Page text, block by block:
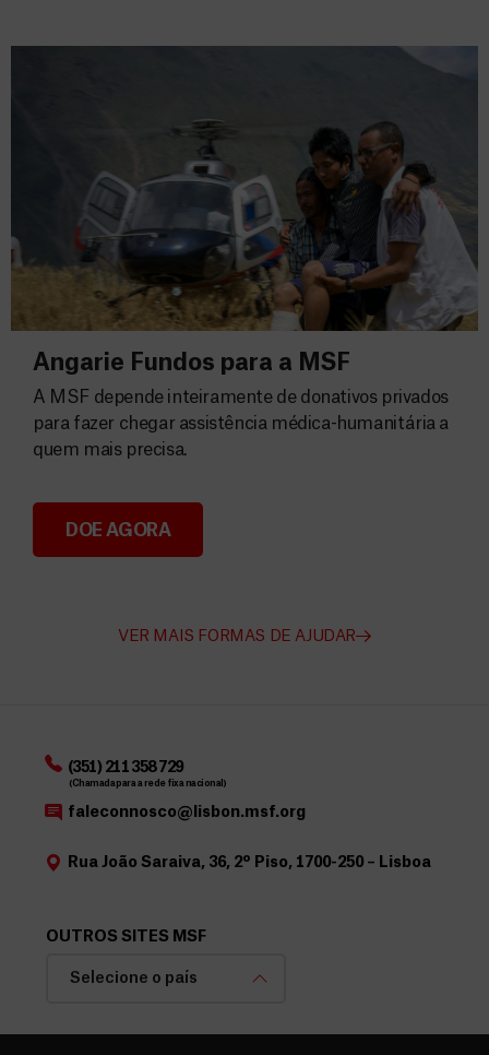
Angarie Fundos para a MSF
Angarie Fundos para a MSF
A MSF depende inteiramente de donativos privados
para fazer chegar assistência médica-humanitária a
quem mais precisa.
DOE AGORA
VER MAIS FORMAS DE AJUDAR
(351) 211 358 729
(Chamada para a rede fixa nacional)
faleconnosco@lisbon.msf.org
Rua João Saraiva, 36, 2º Piso, 1700-250 – Lisboa
OUTROS SITES MSF
Selecione o país